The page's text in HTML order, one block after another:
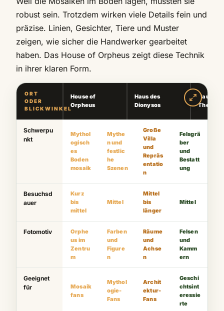
robust sein. Trotzdem wirken viele Details fein und
präzise. Linien, Gesichter, Tiere und Muster
zeigen, wie sicher die Handwerker gearbeitet
haben. Das House of Orpheus zeigt diese Technik
in ihrer klaren Form.
ORT
ODER
BLICKWINKEL
House of
Orpheus
Haus des
Dionysos
Haus des
Theseus
Schwerpu
nkt
Mythol
ogisch
es
Boden
mosaik
Mythe
n und
festlic
he
Szenen
Große
Villa
und
Repräs
entatio
n
Felsgrä
ber
und
Bestatt
ung
Besuchsd
auer
Kurz
bis
mittel
Mittel
Mittel
bis
länger
Mittel
Fotomotiv
Orphe
us im
Zentru
m
Farben
und
Figure
n
Räume
und
Achse
n
Felsen
und
Kamm
ern
Geeignet
für
Mosaik
fans
Mythol
ogie-
Fans
Archit
ektur-
Fans
Geschi
chtsint
eressie
rte